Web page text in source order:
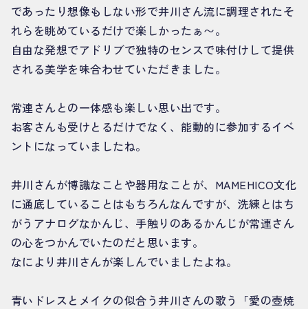
であったり想像もしない形で井川さん流に調理されたそ
れらを眺めているだけで楽しかったぁ〜。
自由な発想でアドリブで独特のセンスで味付けして提供
される美学を味合わせていただきました。
常連さんとの一体感も楽しい思い出です。
お客さんも受けとるだけでなく、能動的に参加するイベ
ントになっていましたね。
井川さんが博識なことや器用なことが、MAMEHICO文化
に通底していることはもちろんなんですが、洗練とはち
がうアナログなかんじ、手触りのあるかんじが常連さん
の心をつかんでいたのだと思います。
なにより井川さんが楽しんでいましたよね。
青いドレスとメイクの似合う井川さんの歌う「愛の壺焼